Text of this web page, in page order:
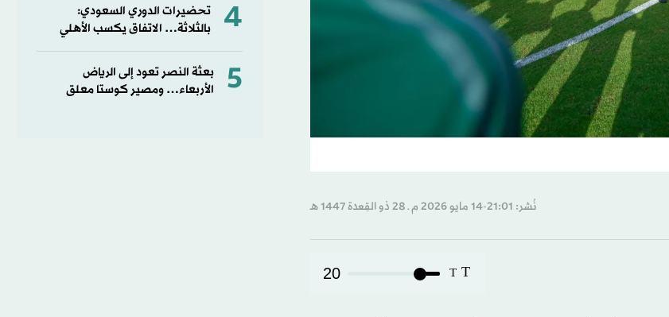
نُشر: 21:01-14 مايو 2026 م ـ 28 ذو القِعدة 1447 هـ
T
T
20
4
تحضيرات الدوري السعودي:
بالثلاثة… الاتفاق يكسب الأهلي
5
بعثة النصر تعود إلى الرياض
الأربعاء… ومصير كوستا معلق